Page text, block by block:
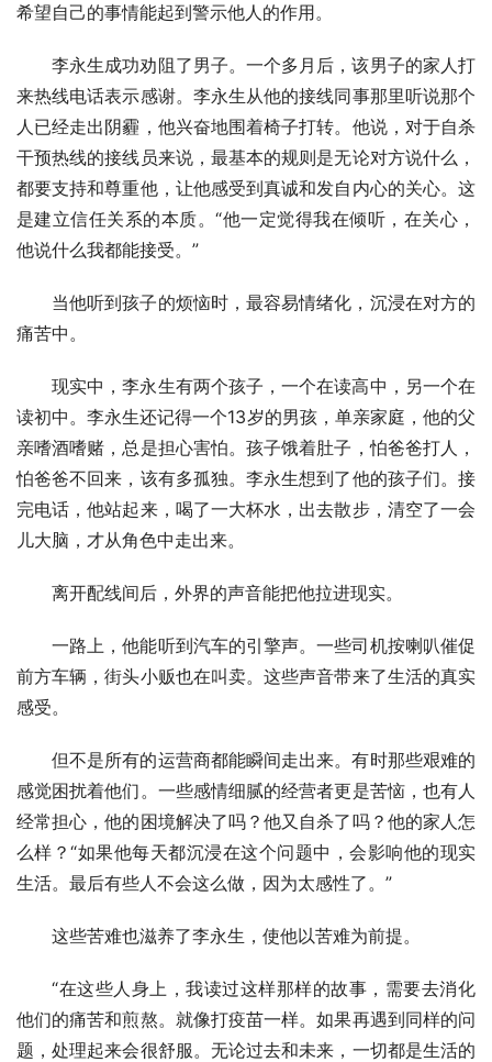
希望自己的事情能起到警示他人的作用。
李永生成功劝阻了男子。一个多月后，该男子的家人打
来热线电话表示感谢。李永生从他的接线同事那里听说那个
人已经走出阴霾，他兴奋地围着椅子打转。他说，对于自杀
干预热线的接线员来说，最基本的规则是无论对方说什么，
都要支持和尊重他，让他感受到真诚和发自内心的关心。这
是建立信任关系的本质。“他一定觉得我在倾听，在关心，
他说什么我都能接受。”
当他听到孩子的烦恼时，最容易情绪化，沉浸在对方的
痛苦中。
现实中，李永生有两个孩子，一个在读高中，另一个在
读初中。李永生还记得一个13岁的男孩，单亲家庭，他的父
亲嗜酒嗜赌，总是担心害怕。孩子饿着肚子，怕爸爸打人，
怕爸爸不回来，该有多孤独。李永生想到了他的孩子们。接
完电话，他站起来，喝了一大杯水，出去散步，清空了一会
儿大脑，才从角色中走出来。
离开配线间后，外界的声音能把他拉进现实。
一路上，他能听到汽车的引擎声。一些司机按喇叭催促
前方车辆，街头小贩也在叫卖。这些声音带来了生活的真实
感受。
但不是所有的运营商都能瞬间走出来。有时那些艰难的
感觉困扰着他们。一些感情细腻的经营者更是苦恼，也有人
经常担心，他的困境解决了吗？他又自杀了吗？他的家人怎
么样？“如果他每天都沉浸在这个问题中，会影响他的现实
生活。最后有些人不会这么做，因为太感性了。”
这些苦难也滋养了李永生，使他以苦难为前提。
“在这些人身上，我读过这样那样的故事，需要去消化
他们的痛苦和煎熬。就像打疫苗一样。如果再遇到同样的问
题，处理起来会很舒服。无论过去和未来，一切都是生活的